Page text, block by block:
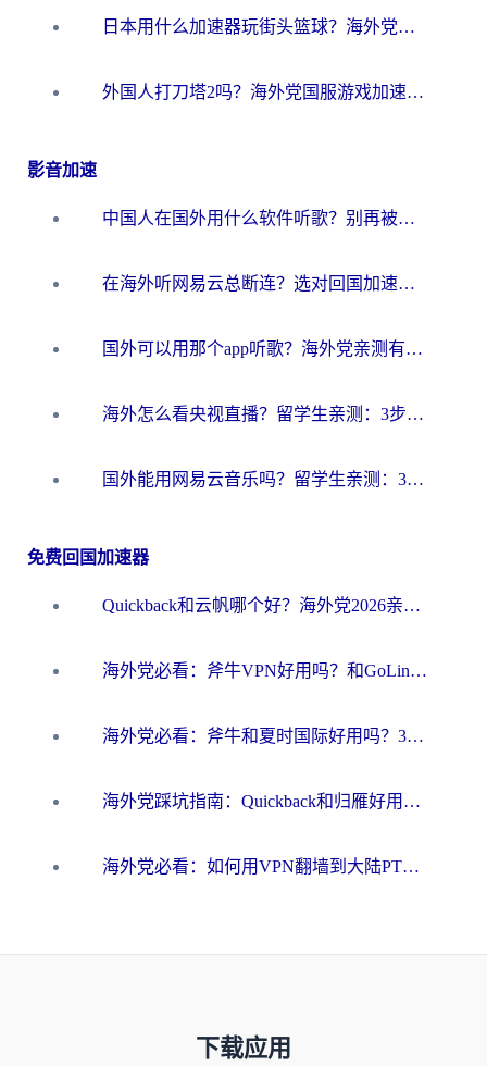
日本用什么加速器玩街头篮球？海外党国服游戏不卡顿的终极攻略
外国人打刀塔2吗？海外党国服游戏加速避坑全攻略
影音加速
中国人在国外用什么软件听歌？别再被地域限制卡脖子，这篇教你轻松解锁国内音乐库
在海外听网易云总断连？选对回国加速器，告别地区限制和卡顿
国外可以用那个app听歌？海外党亲测有效的回国加速方案，轻松听国内音乐听书
海外怎么看央视直播？留学生亲测：3步解决版权限制+追剧自由
国外能用网易云音乐吗？留学生亲测：3步解决海外听歌难题
免费回国加速器
Quickback和云帆哪个好？海外党2026亲测指南：选对加速器大陆工具，无缝刷国内剧玩国服
海外党必看：斧牛VPN好用吗？和GoLinkVPN对比哪个回国效果更好？
海外党必看：斧牛和夏时国际好用吗？3步选对回国加速器，无缝刷国内资源
海外党踩坑指南：Quickback和归雁好用吗？选对加速器才能无缝刷国内资源
海外党必看：如何用VPN翻墙到大陆PTT？一篇解决你所有回国加速痛点
下载应用